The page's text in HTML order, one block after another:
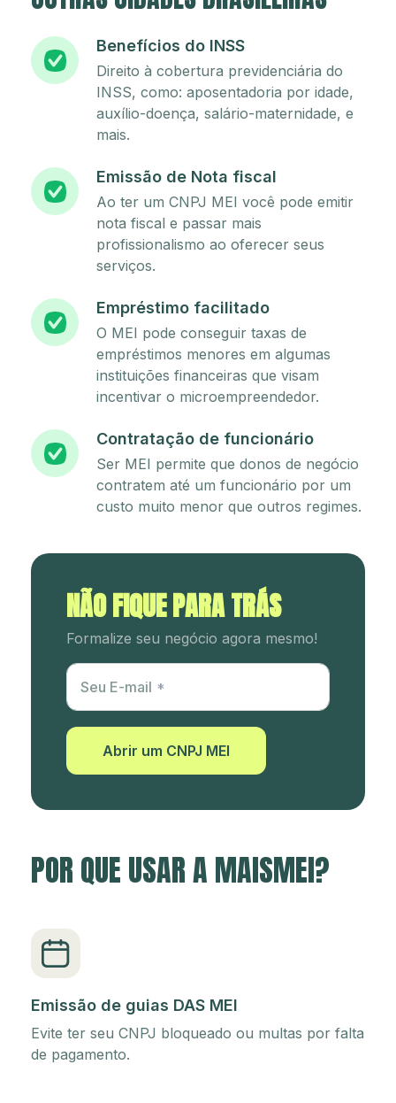
Benefícios do INSS
Direito à cobertura previdenciária do
INSS, como: aposentadoria por idade,
auxílio-doença, salário-maternidade, e
mais.
Emissão de Nota fiscal
Ao ter um CNPJ MEI você pode emitir
nota fiscal e passar mais
profissionalismo ao oferecer seus
serviços.
Empréstimo facilitado
O MEI pode conseguir taxas de
empréstimos menores em algumas
instituições financeiras que visam
incentivar o microempreendedor.
Contratação de funcionário
Ser MEI permite que donos de negócio
contratem até um funcionário por um
custo muito menor que outros regimes.
NÃO FIQUE PARA TRÁS
Formalize seu negócio agora mesmo!
Utm Content
Seu E-mail
Abrir um CNPJ MEI
POR QUE USAR A MAISMEI?
Emissão de guias DAS MEI
Evite ter seu CNPJ bloqueado ou multas por falta
de pagamento.